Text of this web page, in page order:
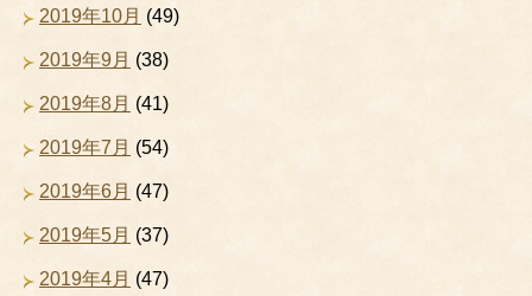
2019年10月 (49)
2019年9月 (38)
2019年8月 (41)
2019年7月 (54)
2019年6月 (47)
2019年5月 (37)
2019年4月 (47)